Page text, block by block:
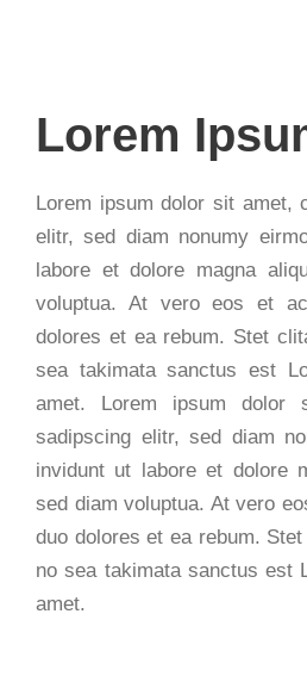
Lorem
Lorem ipsum dolor sit amet,
elitr, sed diam nonumy
labore et dolore magna
voluptua. At vero eos et
dolores et ea rebum. Stet
sea takimata sanctus est
amet. Lorem ipsum dolor
sadipscing elitr, sed diam
invidunt ut labore et dolore
sed diam voluptua. At vero
duo dolores et ea rebum.
no sea takimata sanctus est
amet.